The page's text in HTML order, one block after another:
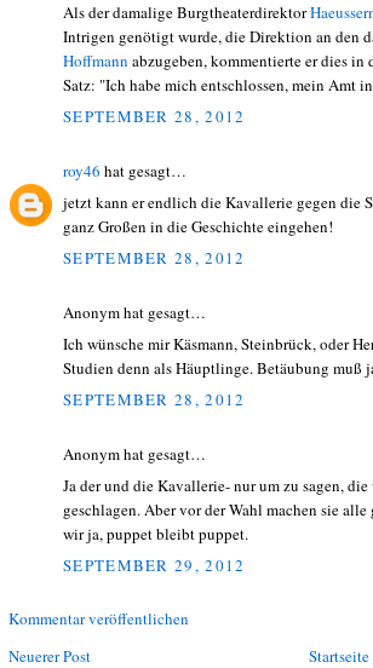
Als der damalige Burgtheaterdirektor
Intrigen genötigt wurde, die Direktion an den
Hoffmann abzugeben, kommentierte er dies in
Satz: "Ich habe mich entschlossen, mein Amt
SEPTEMBER 28, 2012
roy46 hat gesagt…
jetzt kann er endlich die Kavallerie gegen die
ganz Großen in die Geschichte eingehen!
SEPTEMBER 28, 2012
Anonym hat gesagt…
Ich wünsche mir Käsmann, Steinbrück, oder
Studien denn als Häuptlinge. Betäubung muß
SEPTEMBER 28, 2012
Anonym hat gesagt…
Ja der und die Kavallerie- nur um zu sagen,
geschlagen. Aber vor der Wahl machen sie alle
wir ja, puppet bleibt puppet.
SEPTEMBER 29, 2012
Kommentar veröffentlichen
Neuerer Post
Startseite